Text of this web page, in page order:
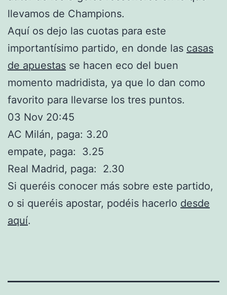
llevamos de Champions.
Aquí os dejo las cuotas para este
importantísimo partido, en donde las casas
de apuestas se hacen eco del buen
momento madridista, ya que lo dan como
favorito para llevarse los tres puntos.
03 Nov 20:45
AC Milán, paga: 3.20
empate, paga: 3.25
Real Madrid, paga: 2.30
Si queréis conocer más sobre este partido,
o si queréis apostar, podéis hacerlo desde
aquí.